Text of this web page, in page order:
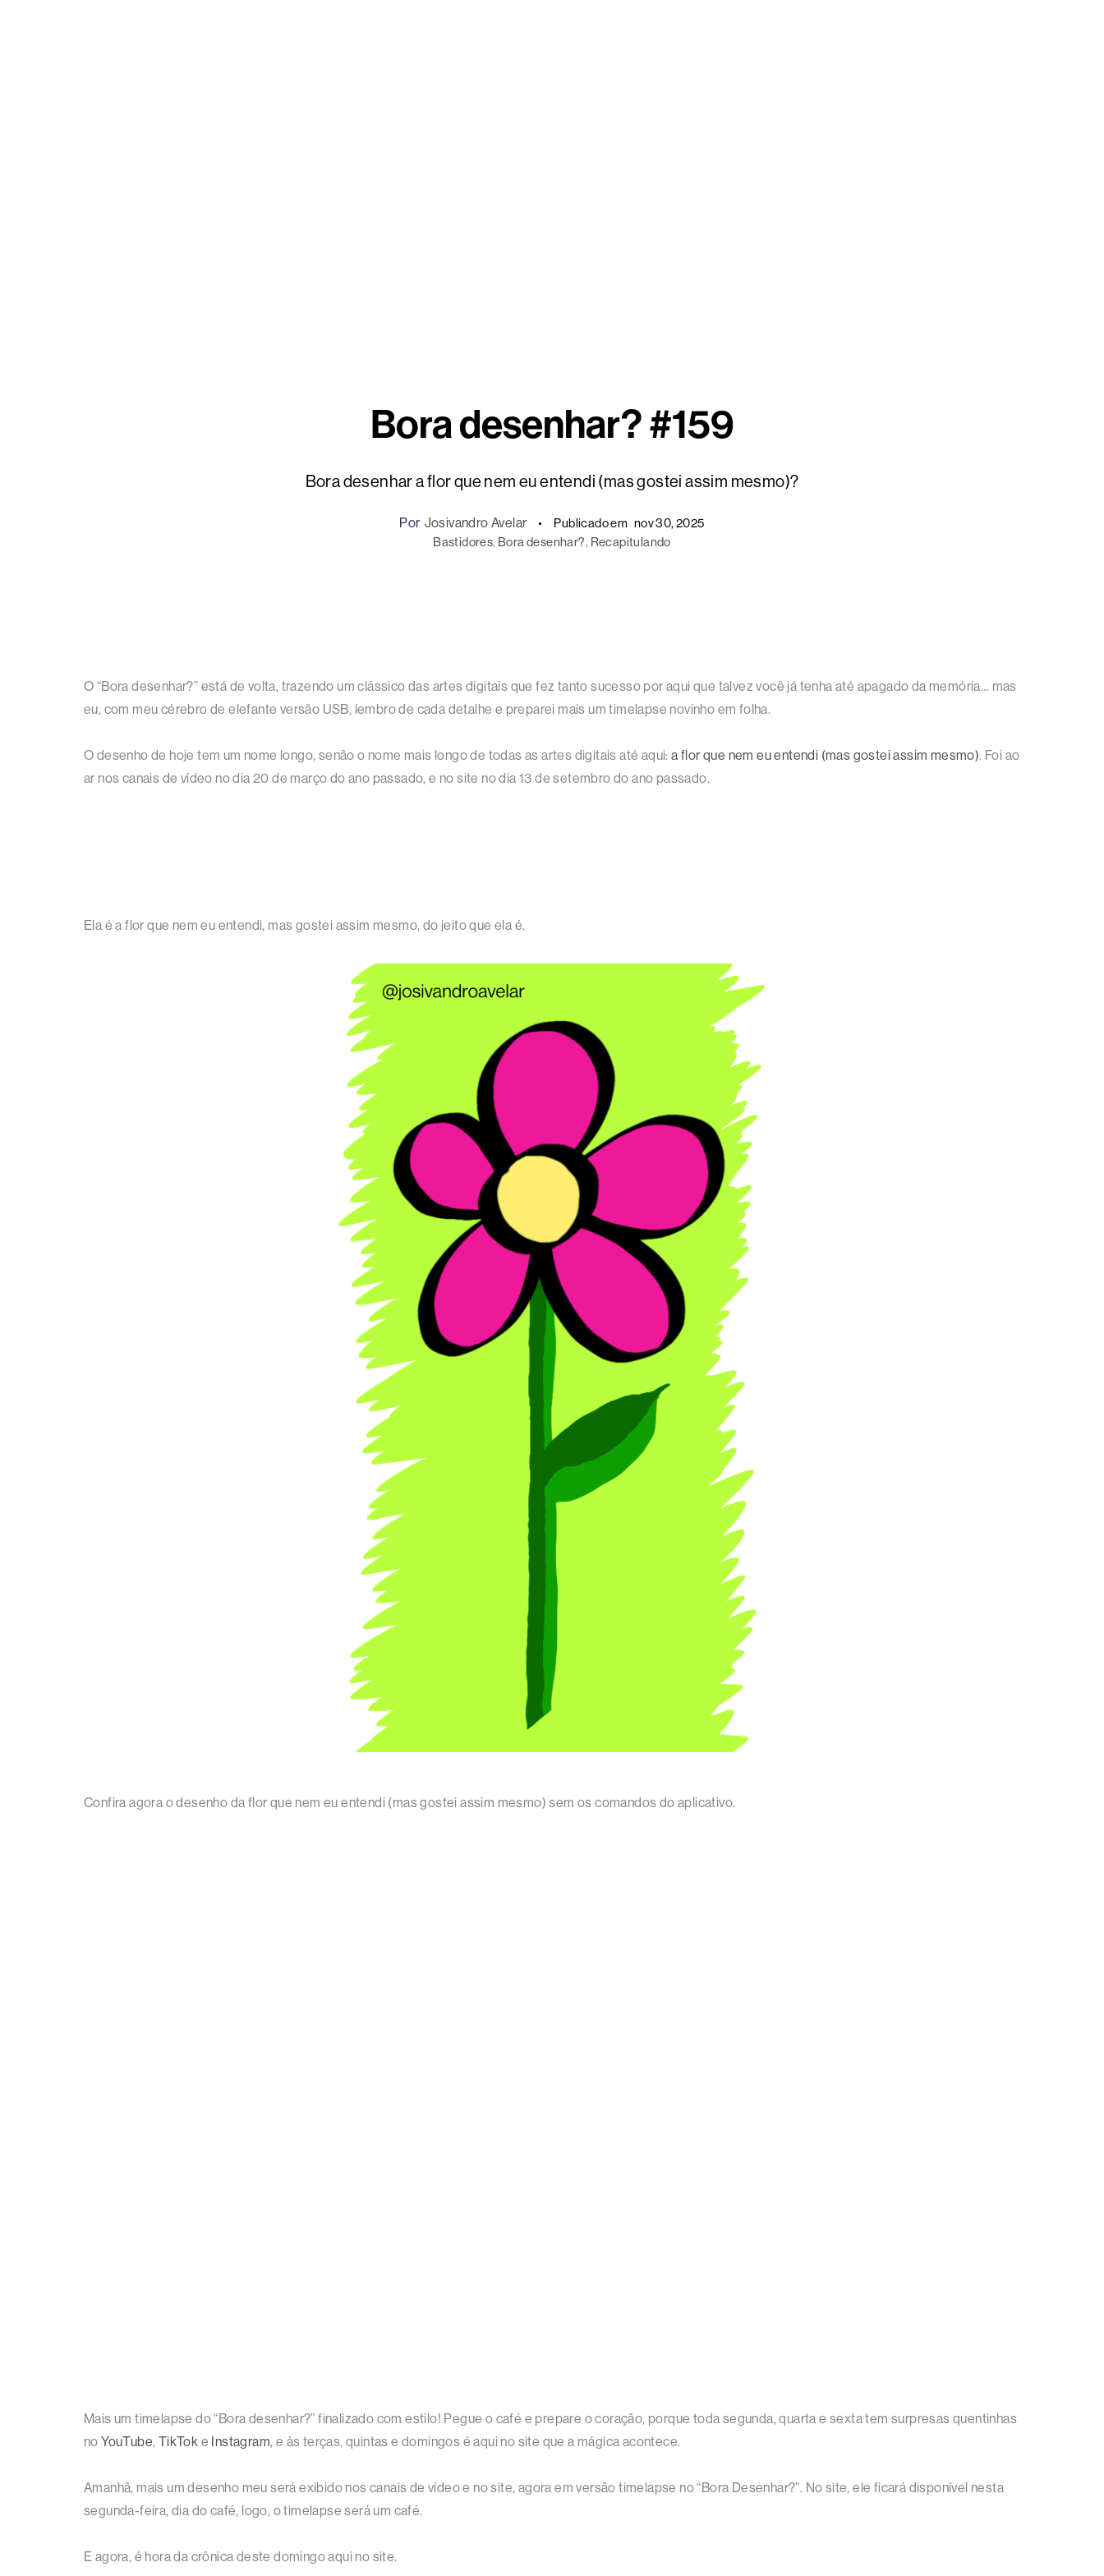
Bora desenhar? #159
Bora desenhar a flor que nem eu entendi (mas gostei assim mesmo)?
Por Josivandro Avelar Publicado em nov 30, 2025
Bastidores, Bora desenhar?, Recapitulando
O “Bora desenhar?” está de volta, trazendo um clássico das artes digitais que fez tanto sucesso por aqui que talvez você já tenha até apagado da memória… mas
eu, com meu cérebro de elefante versão USB, lembro de cada detalhe e preparei mais um timelapse novinho em folha.
O desenho de hoje tem um nome longo, senão o nome mais longo de todas as artes digitais até aqui:a flor que nem eu entendi (mas gostei assim mesmo). Foi ao
ar nos canais de vídeo no dia 20 de março do ano passado, e no site no dia 13 de setembro do ano passado.
Ela é a flor que nem eu entendi, mas gostei assim mesmo, do jeito que ela é.
Confira agora o desenho da flor que nem eu entendi (mas gostei assim mesmo) sem os comandos do aplicativo.
Mais um timelapse do “Bora desenhar?” finalizado com estilo! Pegue o café e prepare o coração, porque toda segunda, quarta e sexta tem surpresas quentinhas
noYouTube, TikTok e Instagram, e às terças, quintas e domingos é aqui no site que a mágica acontece.
Amanhã, mais um desenho meu será exibido nos canais de vídeo e no site, agora em versão timelapse no “Bora Desenhar?”. No site, ele ficará disponível nesta
segunda-feira, dia do café, logo, o timelapse será um café.
E agora, é hora da crônica deste domingo aqui no site.